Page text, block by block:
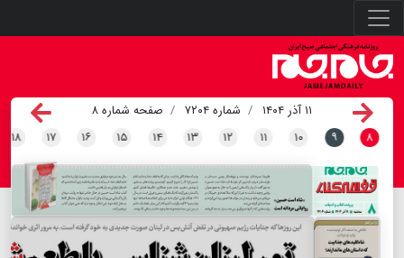
۱۱ آذر ۱۴۰۴ شماره ۷۲۰۴
صفحه شماره ۸
۸ ۹ ۱۰ ۱۱ ۱۲ ۱۳ ۱۴ ۱۵ ۱۶ ۱۷ ۱۸